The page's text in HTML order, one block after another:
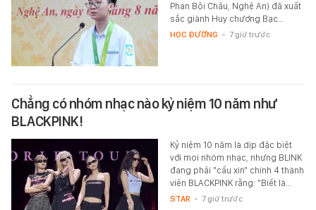
Phan Bội Châu, Nghệ An) đã xuất
sắc giành Huy chương Bạc…
HỌC ĐƯỜNG - 7 giờ trước
Chẳng có nhóm nhạc nào kỷ niệm 10 năm như
BLACKPINK!
Kỷ niệm 10 năm là dịp đặc biệt
với mọi nhóm nhạc, nhưng BLINK
đang phải "cầu xin" chính 4 thành
viên BLACKPINK rằng: "Biết là…
STAR - 7 giờ trước